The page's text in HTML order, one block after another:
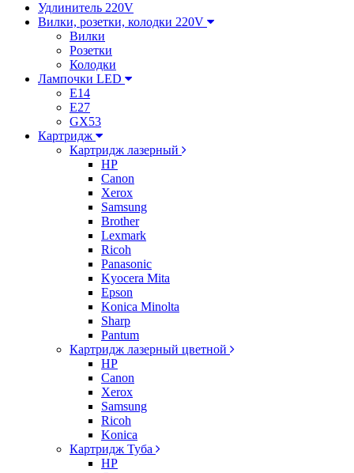
Удлинитель 220V
Вилки, розетки, колодки 220V
Вилки
Розетки
Колодки
Лампочки LED
E14
E27
GX53
Картридж
Картридж лазерный
HP
Canon
Xerox
Samsung
Brother
Lexmark
Ricoh
Panasonic
Kyocera Mita
Epson
Konica Minolta
Sharp
Pantum
Картридж лазерный цветной
HP
Canon
Xerox
Samsung
Ricoh
Konica
Картридж Туба
HP